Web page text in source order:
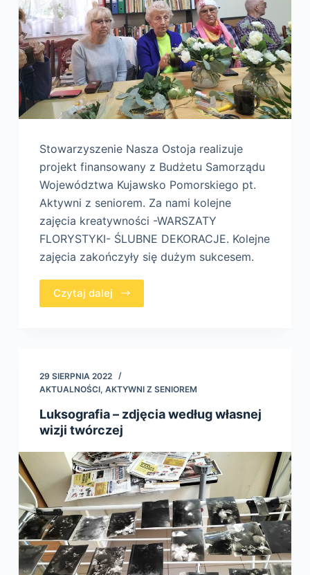
Stowarzyszenie Nasza Ostoja realizuje
projekt finansowany z Budżetu Samorządu
Województwa Kujawsko Pomorskiego pt.
Aktywni z seniorem. Za nami kolejne
zajęcia kreatywności -WARSZATY
FLORYSTYKI- ŚLUBNE DEKORACJE. Kolejne
zajęcia zakończyły się dużym sukcesem.
Czytaj dalej
29 SIERPNIA 2022
AKTUALNOŚCI, AKTYWNI Z SENIOREM
Luksografia – zdjęcia według własnej
wizji twórczej